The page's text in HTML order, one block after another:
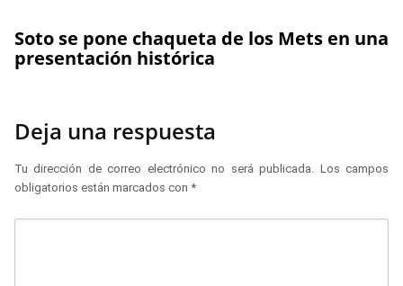
Soto se pone chaqueta de los Mets en una
presentación histórica
Deja una respuesta
Tu dirección de correo electrónico no será publicada. Los campos
obligatorios están marcados con *